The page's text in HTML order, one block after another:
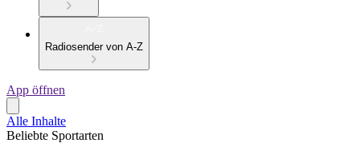
Radiosender von A-Z
App öffnen
Alle Inhalte
Beliebte Sportarten